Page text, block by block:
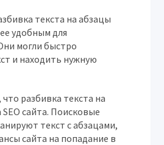
текста на абзацы
удобным для
могли быстро
и находить нужную
разбивка текста на
сайта. Поисковые
текст с абзацами,
сайта на попадание в